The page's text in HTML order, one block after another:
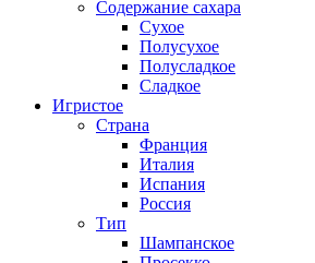
Содержание сахара
Сухое
Полусухое
Полусладкое
Сладкое
Игристое
Страна
Франция
Италия
Испания
Россия
Тип
Шампанское